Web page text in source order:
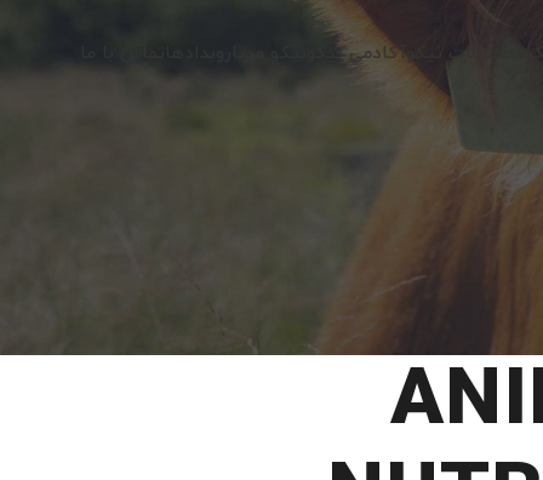
محصولات نیکوآکادمی نیکو